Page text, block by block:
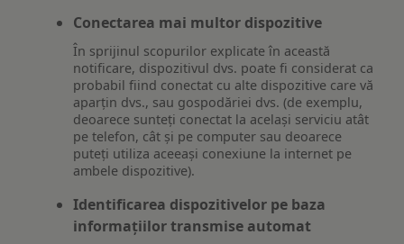
Conectarea mai multor dispozitive
În sprijinul scopurilor explicate în această
notificare, dispozitivul dvs. poate fi considerat ca
probabil fiind conectat cu alte dispozitive care vă
aparțin dvs., sau gospodăriei dvs. (de exemplu,
deoarece sunteți conectat la același serviciu atât
pe telefon, cât și pe computer sau deoarece
puteți utiliza aceeași conexiune la internet pe
ambele dispozitive).
Identificarea dispozitivelor pe baza
informațiilor transmise automat